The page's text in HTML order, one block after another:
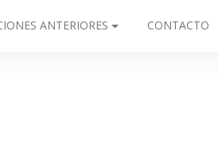
ANTERIORES CONTACTO